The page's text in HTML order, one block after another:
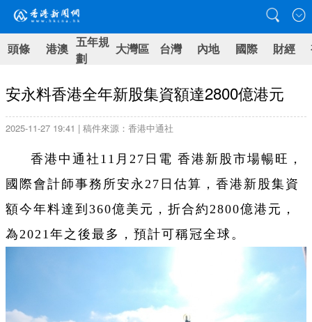
頭條 港澳 五年規
劃
大灣區 台灣 內地 國際 財經
安永料香港全年新股集資額達2800億港元
2025-11-27 19:41 | 稿件來源：香港中通社
香港中通社11月27日電 香港新股市場暢旺，
國際會計師事務所安永27日估算，香港新股集資
額今年料達到360億美元，折合約2800億港元，
為2021年之後最多，預計可稱冠全球。